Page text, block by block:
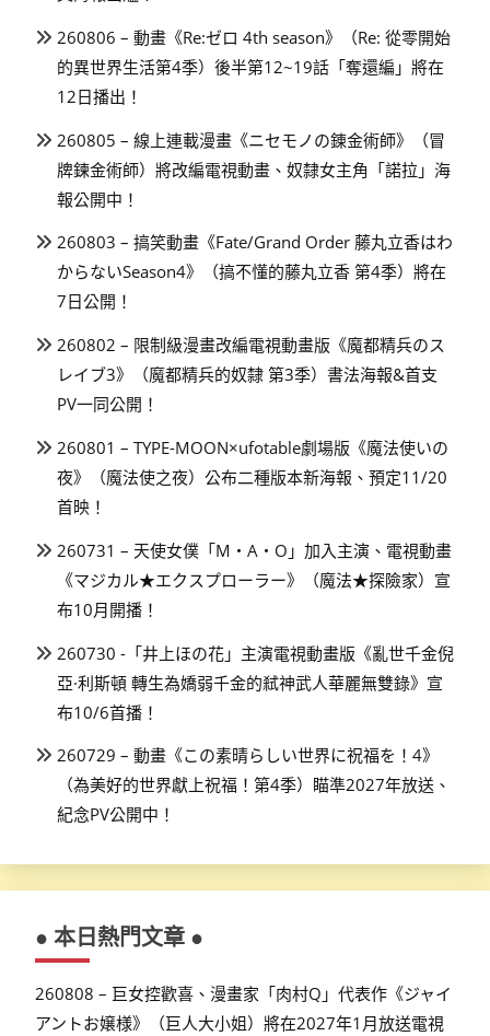
260806 – 動畫《Re:ゼロ 4th season》（Re: 從零開始
的異世界生活第4季）後半第12~19話「奪還編」將在
12日播出！
260805 – 線上連載漫畫《ニセモノの錬金術師》（冒
牌鍊金術師）將改編電視動畫、奴隸女主角「諾拉」海
報公開中！
260803 – 搞笑動畫《Fate/Grand Order 藤丸立香はわ
からないSeason4》（搞不懂的藤丸立香 第4季）將在
7日公開！
260802 – 限制級漫畫改編電視動畫版《魔都精兵のス
レイブ3》（魔都精兵的奴隸 第3季）書法海報&首支
PV一同公開！
260801 – TYPE-MOON×ufotable劇場版《魔法使いの
夜》（魔法使之夜）公布二種版本新海報、預定11/20
首映！
260731 – 天使女僕「M・A・O」加入主演、電視動畫
《マジカル★エクスプローラー》（魔法★探險家）宣
布10月開播！
260730 -「井上ほの花」主演電視動畫版《亂世千金倪
亞·利斯頓 轉生為嬌弱千金的弒神武人華麗無雙錄》宣
布10/6首播！
260729 – 動畫《この素晴らしい世界に祝福を！4》
（為美好的世界獻上祝福！第4季）瞄準2027年放送、
紀念PV公開中！
● 本日熱門文章 ●
260808 – 巨女控歡喜、漫畫家「肉村Q」代表作《ジャイ
アントお嬢様》（巨人大小姐）將在2027年1月放送電視